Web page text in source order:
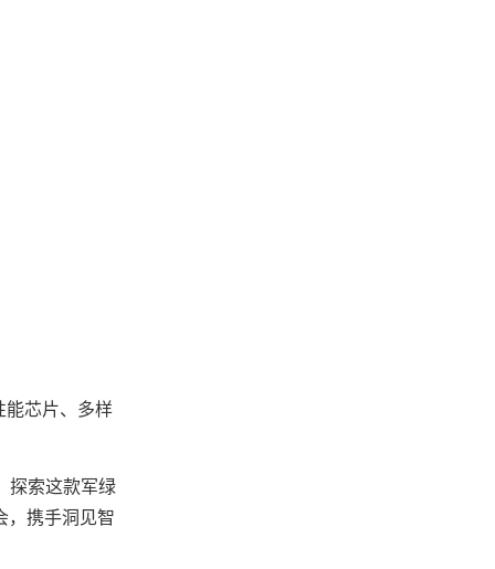
芯片、多样
探索这款军绿
，携手洞见智